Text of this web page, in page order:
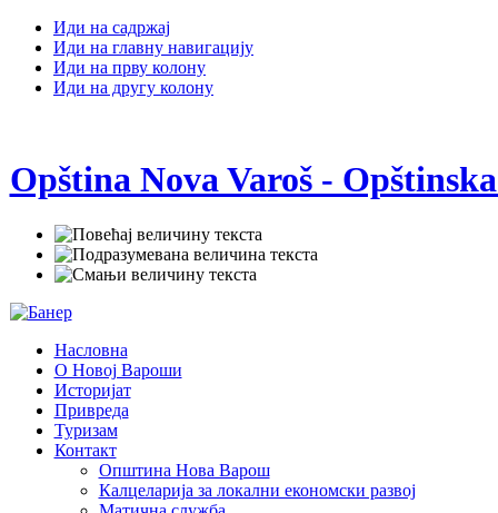
Иди на садржај
Иди на главну навигацију
Иди на прву колону
Иди на другу колону
Opština Nova Varoš -
Насловна
О Новој Вароши
Историјат
Привреда
Туризам
Контакт
Општина Нова Варош
Калцеларија за локални економски развој